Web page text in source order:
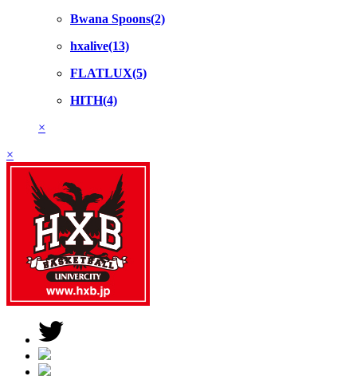
Bwana Spoons(2)
hxalive(13)
FLATLUX(5)
HITH(4)
×
×